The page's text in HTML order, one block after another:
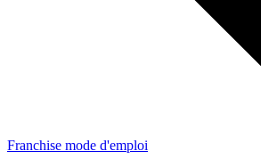
Franchise mode d'emploi